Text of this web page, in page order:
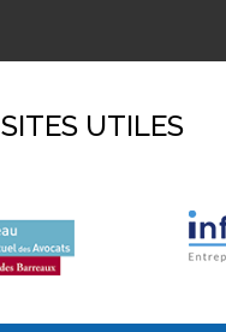
SITES UTILES